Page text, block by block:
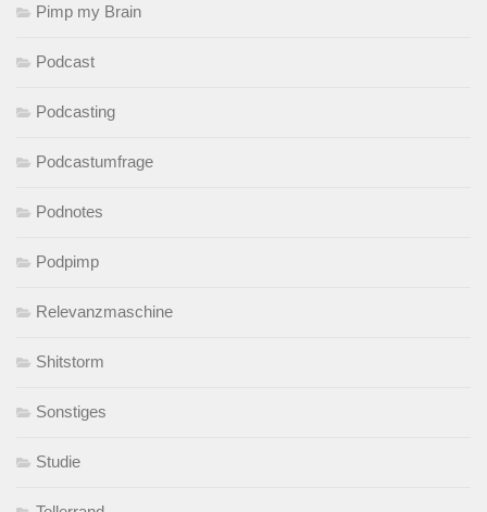
Pimp my Brain
Podcast
Podcasting
Podcastumfrage
Podnotes
Podpimp
Relevanzmaschine
Shitstorm
Sonstiges
Studie